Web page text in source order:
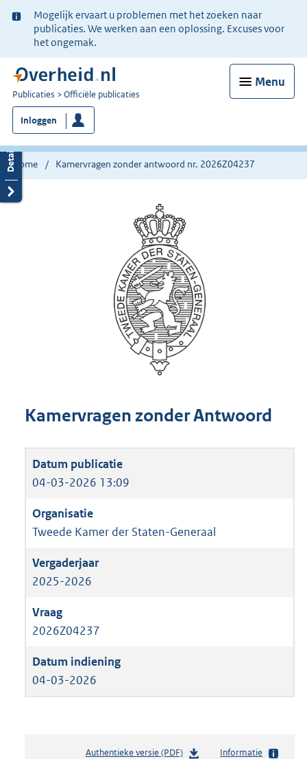
Ter
informatie:
Mogelijk ervaart u problemen met het zoeken naar
publicaties. We werken aan een oplossing. Excuses voor
het ongemak.
Menu
U
bent
nu
hier:
Publicaties Officiële publicaties
Inloggen
Home Kamervragen zonder antwoord nr. 2026Z04237
Kamervragen zonder Antwoord
04-03-2026 13:09
Tweede Kamer der Staten-Generaal
2025-2026
2026Z04237
04-03-2026
Authentieke versie (PDF)b
Informatie